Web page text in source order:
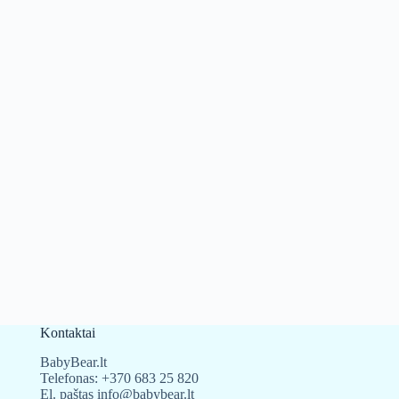
Kontaktai
BabyBear.lt
Telefonas: +370 683 25 820
El. paštas info@babybear.lt